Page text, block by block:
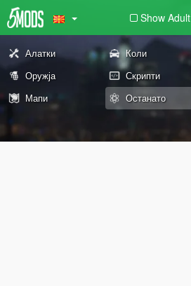
Show Adult
Алатки Коли
Оружја
Скрипти
Мапи
Останато